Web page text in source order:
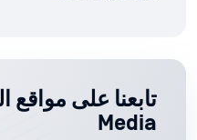
تابعنا على مواقع
Media